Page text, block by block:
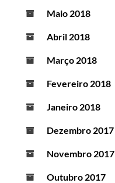
Maio 2018
Abril 2018
Março 2018
Fevereiro 2018
Janeiro 2018
Dezembro 2017
Novembro 2017
Outubro 2017